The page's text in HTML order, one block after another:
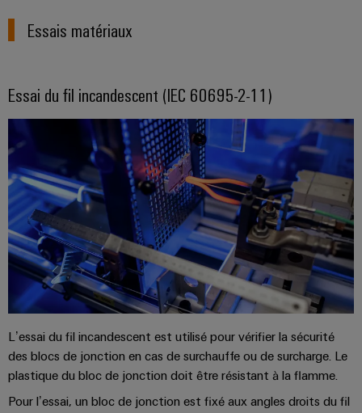
Centre
Solutions
et
produits
centres
de
données
efficaces,
fiables,
évolutifs
Fabricants
d'équipements
Solutions
de
technique
de
innovantes
Smart
Armoire
distribution
Building
Mesurage
intelligente
Weidmüller
Configurator
Solutions
Workplace
câbles
Câbles
de
raccordement,
câbles
patch
et
câbles
Modules
de
câblage
et
solutions
de
migration
intuitive,
simple,
rapide
Ingénierie
numérique
Configurator
Services
connecteurs
pour
circuit
imprimé
Services
de
laboratoire
Support
Support
Magazine
Ressources
Notre
direction
Carrière
Presse
Nouvelles
locales
Actualité
de
Essais matériaux
Essai du fil incandescent (IEC 60695-2-11)
L’essai du fil incandescent est utilisé pour vérifier la sécurité
des blocs de jonction en cas de surchauffe ou de surcharge. Le
plastique du bloc de jonction doit être résistant à la flamme.
Pour l’essai, un bloc de jonction est fixé aux angles droits du fil